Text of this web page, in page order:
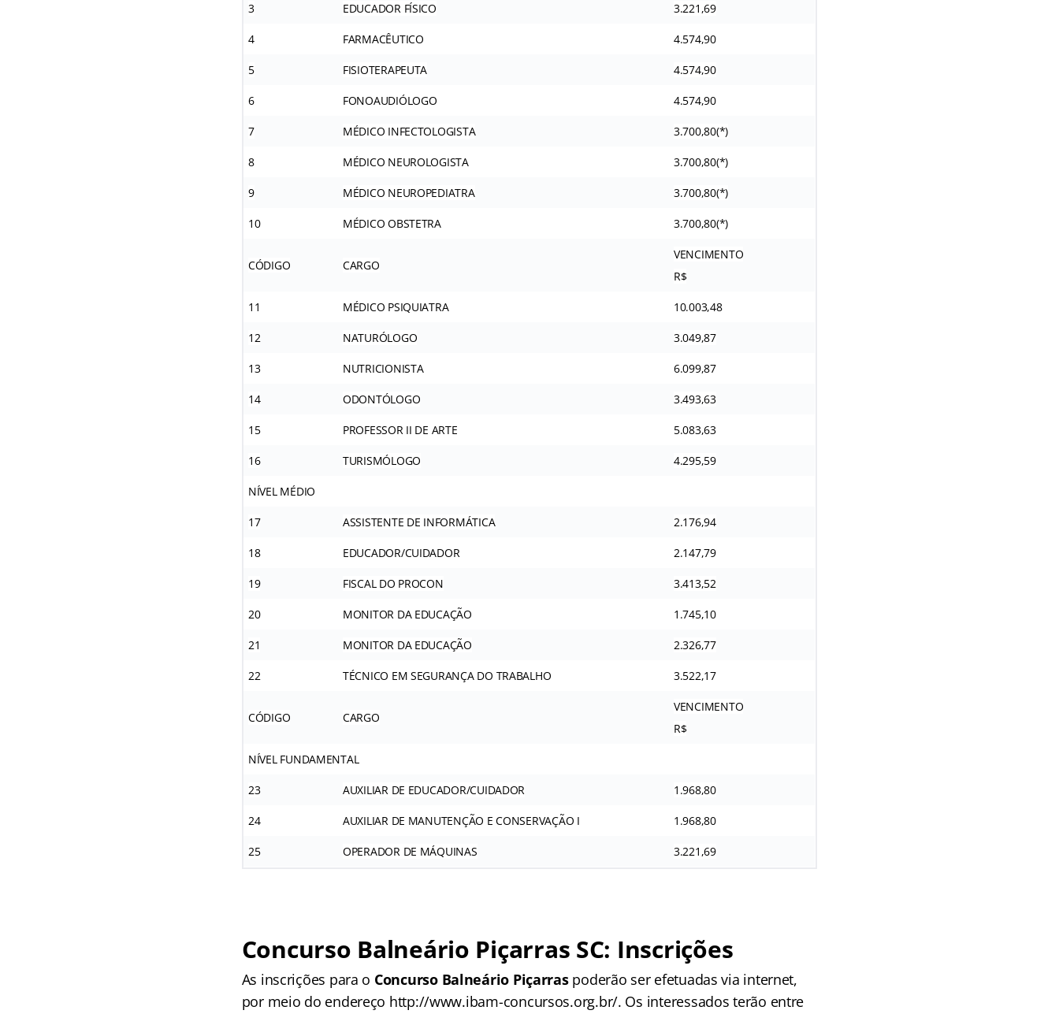
3 EDUCADOR FÍSICO 3.221,69
4 FARMACÊUTICO 4.574,90
5 FISIOTERAPEUTA 4.574,90
6 FONOAUDIÓLOGO 4.574,90
7 MÉDICO INFECTOLOGISTA 3.700,80(*)
8 MÉDICO NEUROLOGISTA 3.700,80(*)
9 MÉDICO NEUROPEDIATRA 3.700,80(*)
10 MÉDICO OBSTETRA 3.700,80(*)
CÓDIGO CARGO
VENCIMENTO
R$
11 MÉDICO PSIQUIATRA 10.003,48
12 NATURÓLOGO 3.049,87
13 NUTRICIONISTA 6.099,87
14 ODONTÓLOGO 3.493,63
15 PROFESSOR II DE ARTE 5.083,63
16 TURISMÓLOGO 4.295,59
NÍVEL MÉDIO
17 ASSISTENTE DE INFORMÁTICA 2.176,94
18 EDUCADOR/CUIDADOR 2.147,79
19 FISCAL DO PROCON 3.413,52
20 MONITOR DA EDUCAÇÃO 1.745,10
21 MONITOR DA EDUCAÇÃO 2.326,77
22 TÉCNICO EM SEGURANÇA DO TRABALHO 3.522,17
CÓDIGO CARGO
VENCIMENTO
R$
NÍVEL FUNDAMENTAL
23 AUXILIAR DE EDUCADOR/CUIDADOR 1.968,80
24 AUXILIAR DE MANUTENÇÃO E CONSERVAÇÃO I 1.968,80
25 OPERADOR DE MÁQUINAS 3.221,69
Concurso Balneário Piçarras SC: Inscrições
As inscrições para o Concurso Balneário Piçarras poderão ser efetuadas via internet,
por meio do endereço http://www.ibam-concursos.org.br/. Os interessados terão entre